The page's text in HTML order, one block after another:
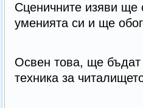
Сценичните изяви ще
уменията си и ще
Освен това, ще бъдат
техника за